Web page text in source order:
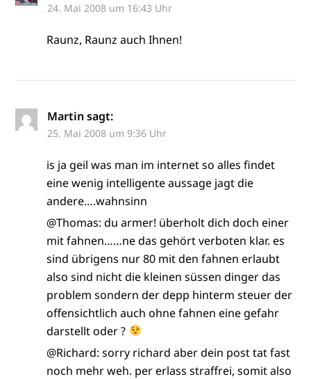
24. Mai 2008 um 16:43 Uhr
Raunz, Raunz auch Ihnen!
Martin sagt:
25. Mai 2008 um 9:36 Uhr
is ja geil was man im internet so alles findet
eine wenig intelligente aussage jagt die
andere….wahnsinn
@Thomas: du armer! überholt dich doch einer
mit fahnen……ne das gehört verboten klar. es
sind übrigens nur 80 mit den fahnen erlaubt
also sind nicht die kleinen süssen dinger das
problem sondern der depp hinterm steuer der
offensichtlich auch ohne fahnen eine gefahr
darstellt oder ?
@Richard: sorry richard aber dein post tat fast
noch mehr weh. per erlass straffrei, somit also